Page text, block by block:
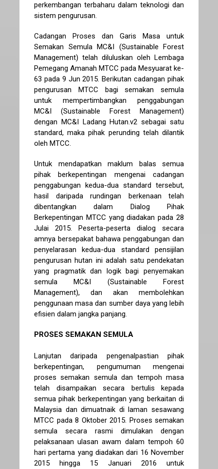
perkembangan terbaharu dalam teknologi dan
sistem pengurusan.
Cadangan Proses dan Garis Masa untuk
Semakan Semula MC&I (Sustainable Forest
Management) telah diluluskan oleh Lembaga
Pemegang Amanah MTCC pada Mesyuarat ke-
63 pada 9 Jun 2015. Berikutan cadangan pihak
pengurusan MTCC bagi semakan semula
untuk mempertimbangkan penggabungan
MC&I (Sustainable Forest Management)
dengan MC&I Ladang Hutan.v2 sebagai satu
standard, maka pihak perunding telah dilantik
oleh MTCC.
Untuk mendapatkan maklum balas semua
pihak berkepentingan mengenai cadangan
penggabungan kedua-dua standard tersebut,
hasil daripada rundingan berkenaan telah
dibentangkan dalam Dialog Pihak
Berkepentingan MTCC yang diadakan pada 28
Julai 2015. Peserta-peserta dialog secara
amnya bersepakat bahawa penggabungan dan
penyelarasan kedua-dua standard pensijilan
pengurusan hutan ini adalah satu pendekatan
yang pragmatik dan logik bagi penyemakan
semula MC&I (Sustainable Forest
Management), dan akan membolehkan
penggunaan masa dan sumber daya yang lebih
efisien dalam jangka panjang.
PROSES SEMAKAN SEMULA
Lanjutan daripada pengenalpastian pihak
berkepentingan, pengumuman mengenai
proses semakan semula dan tempoh masa
telah disampaikan secara bertulis kepada
semua pihak berkepentingan yang berkaitan di
Malaysia dan dimuatnaik di laman sesawang
MTCC pada 8 Oktober 2015. Proses semakan
semula secara rasmi dimulakan dengan
pelaksanaan ulasan awam dalam tempoh 60
hari pertama yang diadakan dari 16 November
2015 hingga 15 Januari 2016 untuk